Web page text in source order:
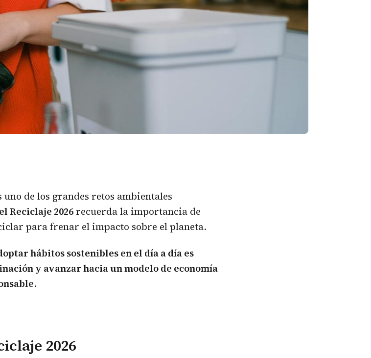
uno de los grandes retos ambientales
Reciclaje 2026 recuerda la importancia de
para frenar el impacto sobre el planeta.
hábitos sostenibles en el día a día es
y avanzar hacia un modelo de economía
.
2026